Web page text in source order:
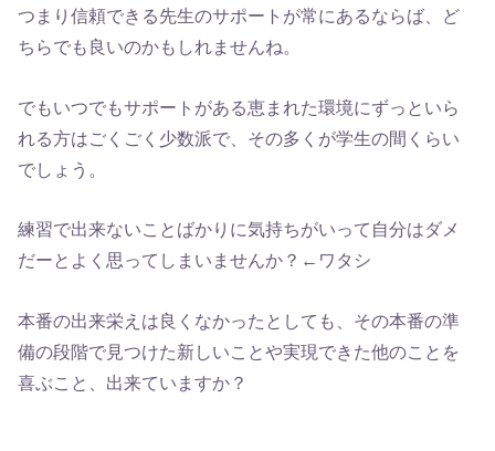
つまり信頼できる先生のサポートが常にあるならば、ど
ちらでも良いのかもしれませんね。
でもいつでもサポートがある恵まれた環境にずっといら
れる方はごくごく少数派で、その多くが学生の間くらい
でしょう。
練習で出来ないことばかりに気持ちがいって自分はダメ
だーとよく思ってしまいませんか？←ワタシ
本番の出来栄えは良くなかったとしても、その本番の準
備の段階で見つけた新しいことや実現できた他のことを
喜ぶこと、出来ていますか？